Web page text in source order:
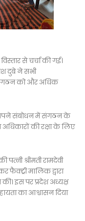
से चर्चा की गई।
दुबे ने सभी
को और अधिक
अपने संबोधन में संगठन के
की रक्षा के लिए
पत्नी श्रीमती रामदेवी
फैक्ट्री मालिक द्वारा
इस पर प्रदेश अध्यक्ष
का आश्वासन दिया